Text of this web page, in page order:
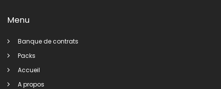
Menu
Banque de contrats
Packs
Accueil
A propos